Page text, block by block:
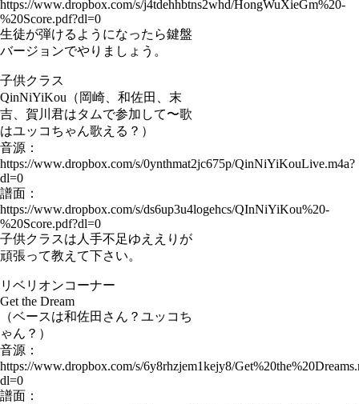
https://www.dropbox.com/s/j4tdehhbtns2whd/HongWuXieGm%20-
%20Score.pdf?dl=0
生徒が弾けるようになったら鍵盤
バージョンでやりましょう。
子供クラス
QinNiYiKou（岡崎、和佐田、末
吉、賀川君はタムで参加して〜歌
はユッコちゃん歌える？）
音源：
https://www.dropbox.com/s/0ynthmat2jc675p/QinNiYiKouLive.m4a?
dl=0
譜面：
https://www.dropbox.com/s/ds6up3u4logehcs/QInNiYiKou%20-
%20Score.pdf?dl=0
子供クラスは人手不足ゆええりが
頑張って教えて下さい。
リベリオンコーナー
Get the Dream
（ベースは和佐田さん？ユッコち
ゃん？）
音源：
https://www.dropbox.com/s/6y8rhzjem1kejy8/
dl=0
譜面：